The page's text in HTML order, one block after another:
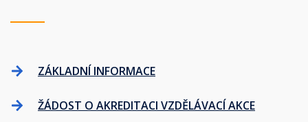
ZÁKLADNÍ INFORMACE
ŽÁDOST O AKREDITACI VZDĚLÁVACÍ AKCE